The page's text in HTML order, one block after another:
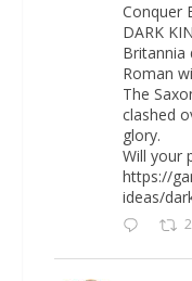
Conquer
DARK
Britannia
Roman
The
clashed
glory.
Will your
https://
ideas/
2